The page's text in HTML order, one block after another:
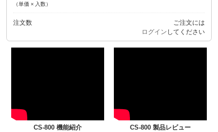
（単価 × 入数）
注文数
ご注文には
ログイン してください
CS-800 製品レビュー
CS-800 機能紹介